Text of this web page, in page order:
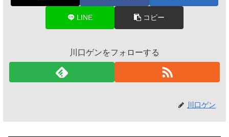
LINE コピー
川口ゲンをフォローする
川口ゲン